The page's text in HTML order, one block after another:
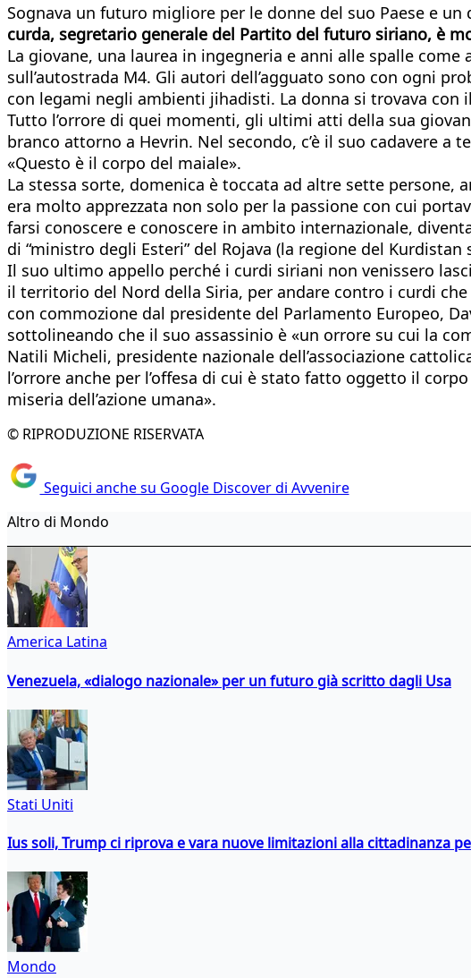
Sognava un futuro migliore per le donne del suo Paese e
curda, segretario generale del Partito del futuro siriano, è
La giovane, una laurea in ingegneria e anni alle spalle
sull’autostrada M4. Gli autori dell’agguato sono con ogni
con legami negli ambienti jihadisti. La donna si trovava
Tutto l’orrore di quei momenti, gli ultimi atti della sua
branco attorno a Hevrin. Nel secondo, c’è il suo cadavere
«Questo è il corpo del maiale».
La stessa sorte, domenica è toccata ad altre sette
era molto apprezzata non solo per la passione con cui
farsi conoscere e conoscere in ambito internazionale,
di “ministro degli Esteri” del Rojava (la regione del Kurdistan
Il suo ultimo appello perché i curdi siriani non venissero
il territorio del Nord della Siria, per andare contro i curdi
con commozione dal presidente del Parlamento Europeo,
sottolineando che il suo assassinio è «un orrore su cui la
Natili Micheli, presidente nazionale dell’associazione
l’orrore anche per l’offesa di cui è stato fatto oggetto il
miseria dell’azione umana».
© RIPRODUZIONE RISERVATA
Seguici anche su Google Discover di Avvenire
Altro di Mondo
America Latina
Venezuela, «dialogo nazionale» per un futuro già scritto dagli Usa
Stati Uniti
Ius soli, Trump ci riprova e vara nuove limitazioni alla cittadinanza
Mondo